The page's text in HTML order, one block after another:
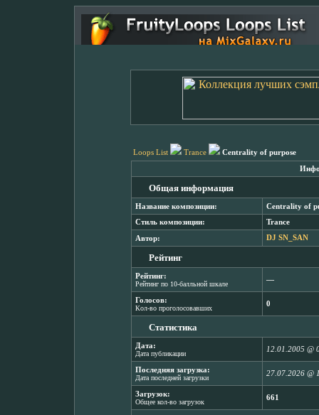
Loops List Trance Centrality of purpose
Общая информация
Название композиции: Centrality of
Стиль композиции: Trance
Автор: DJ SN_SAN
Рейтинг
Рейтинг:
Рейтинг по 10-балльной шкале
―
Голосов:
Кол-во проголосовавших
0
Статистика
Дата:
Дата публикации
12.01.2005 @
Последняя загрузка:
Дата последней загрузки
27.07.2026 @
Загрузок:
Общее кол-во загрузок
661